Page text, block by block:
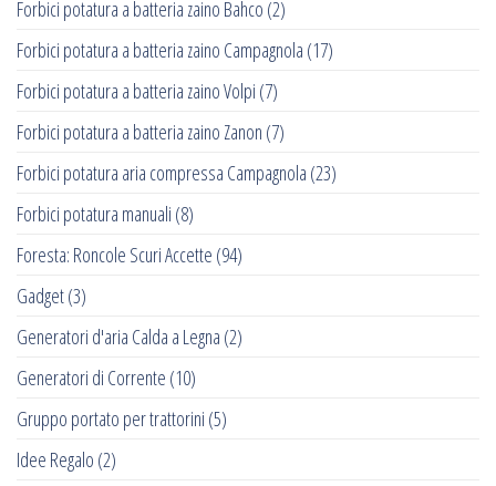
Forbici potatura a batteria zaino Bahco (2)
Forbici potatura a batteria zaino Campagnola (17)
Forbici potatura a batteria zaino Volpi (7)
Forbici potatura a batteria zaino Zanon (7)
Forbici potatura aria compressa Campagnola (23)
Forbici potatura manuali (8)
Foresta: Roncole Scuri Accette (94)
Gadget(3)
Generatori d'aria Calda a Legna (2)
Generatori di Corrente (10)
Gruppo portato per trattorini (5)
Idee Regalo (2)